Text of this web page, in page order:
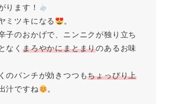
ります！
ミツキになる
。
子のおかげで、ニンニクが独り立ち
なく まろやかにまとまりのあるお味
のパンチが効きつつもちょっぴり上
汁ですね 。